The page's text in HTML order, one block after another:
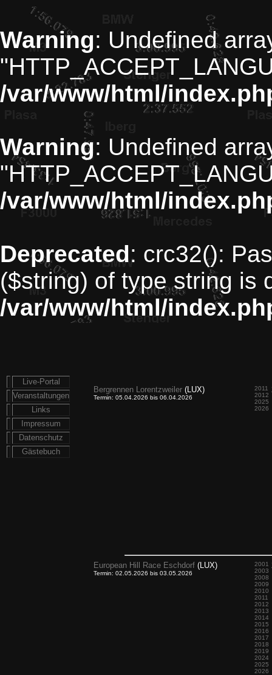
Warning: Undefined
/var/www/html/
Warning: Undefined
/var/www/html/
Deprecated: crc32():
($string) of type string is
/var/www/html/
Live-Portal
Veranstaltungen
Links
Impressum
Datenschutz
Gästebuch
Bergrennen Lorentzweiler (LUX)
Termin: 05.04.2026 bis 06.04.2026
2011
2012
2025
2026
European Hill Race Eschdorf (LUX)
Termin: 02.05.2026 bis 03.05.2026
2001
2003
2008
2009
2010
2011
2012
2013
2014
2015
2016
2017
2018
2019
2024
2025
2026